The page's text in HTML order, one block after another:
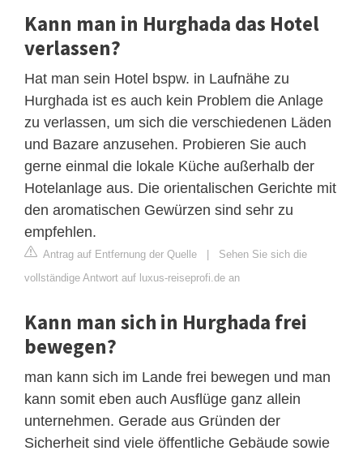
Kann man in Hurghada das Hotel
verlassen?
Hat man sein Hotel bspw. in Laufnähe zu
Hurghada ist es auch kein Problem die Anlage
zu verlassen, um sich die verschiedenen Läden
und Bazare anzusehen. Probieren Sie auch
gerne einmal die lokale Küche außerhalb der
Hotelanlage aus. Die orientalischen Gerichte mit
den aromatischen Gewürzen sind sehr zu
empfehlen.
Antrag auf Entfernung der Quelle | Sehen Sie sich die
vollständige Antwort auf luxus-reiseprofi.de an
Kann man sich in Hurghada frei
bewegen?
man kann sich im Lande frei bewegen und man
kann somit eben auch Ausflüge ganz allein
unternehmen. Gerade aus Gründen der
Sicherheit sind viele öffentliche Gebäude sowie